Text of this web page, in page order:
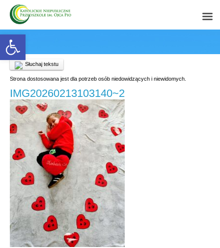
Open toolbar
Słuchaj tekstu
Strona dostosowana jest dla potrzeb osób niedowidzących i niewidomych.
IMG20260213103140~2